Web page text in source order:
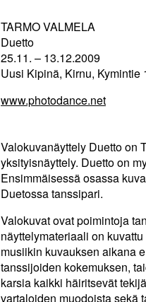
TARMO VALMELA
Duetto
25.11. – 13.12.2009
Uusi Kipinä, Kirnu, Kymintie
www.photodance.net
Valokuvanäyttely Duetto on
yksityisnäyttely. Duetto on
Ensimmäisessä osassa
Duetossa tanssipari.
Valokuvat ovat poimintoja
näyttelymateriaali on
musiikin kuvauksen aikana
tanssijoiden kokemuksen,
karsia kaikki häiritsevät
vartaloiden muodoista sekä